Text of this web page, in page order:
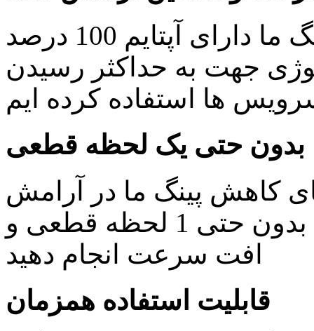
کلیه سرویس های کاهش پینگ ما دارای آپتایم 100 درصد
جهت به حداکثر رسیدن
ها استفاده کرده ایم
بدون حتی یک لحظه قطعی
کاهش پینگ ما در آرامش
خاطر کار های روزمره خود را بدون حتی 1 لحظه قطعی و
افت سرعت انجام دهید
قابلیت استفاده همزمان